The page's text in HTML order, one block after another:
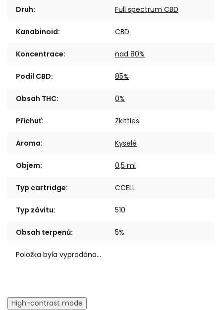
Druh: Full spectrum CBD
Kanabinoid: CBD
Koncentrace: nad 80%
Podíl CBD: 85%
Obsah THC: 0%
Příchuť: Zkittles
Aroma: Kyselé
Objem: 0,5 ml
Typ cartridge: CCELL
Typ závitu: 510
Obsah terpenů: 5%
Položka byla vyprodána…
High-contrast mode